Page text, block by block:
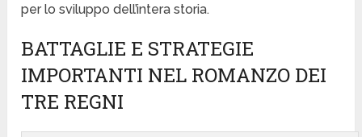
per lo sviluppo dell’intera storia.
BATTAGLIE E STRATEGIE
IMPORTANTI NEL ROMANZO DEI
TRE REGNI